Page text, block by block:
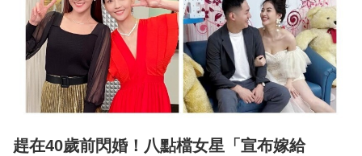
趕在40歲前閃婚！八點檔女星「宣布嫁給